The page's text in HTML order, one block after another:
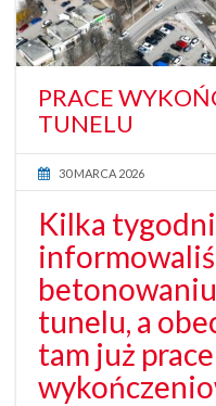
PRACE
TUNELU
30 MARCA 2026
Kilka
tunelu, a
tam już prace